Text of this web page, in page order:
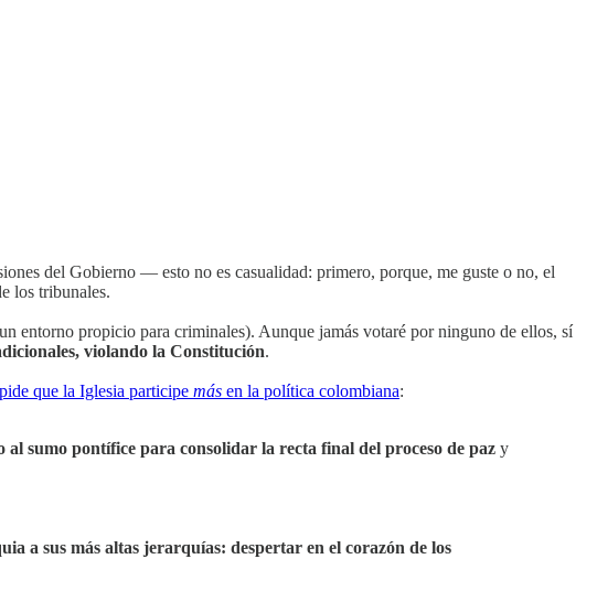
del Gobierno — esto no es casualidad: primero, porque, me guste o no, el
los tribunales.
entorno propicio para criminales). Aunque jamás votaré por ninguno de ellos, sí
violando la Constitución.
pide que la Iglesia participe más en la política colombiana:
al sumo pontífice para consolidar la recta final del proceso de paz y
a sus más altas jerarquías: despertar en el corazón de los